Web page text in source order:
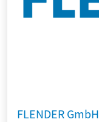
FLENDER GmbH